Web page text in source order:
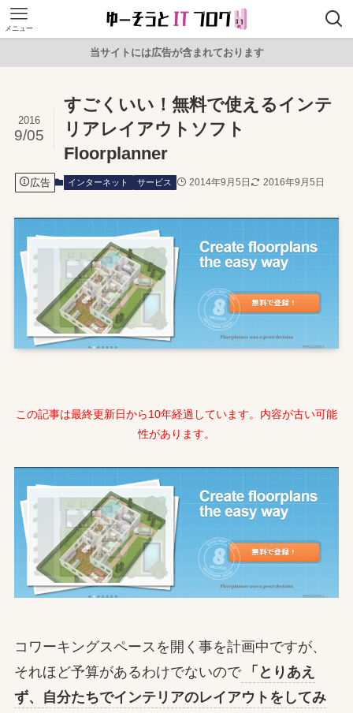
メニュー
当サイトには広告が含まれております
すごくいい！無料で使えるインテ
リアレイアウトソフト
Floorplanner
2016
9/05
広告 インターネット サービス 2014年9月5日 2016年9月5日
この記事は最終更新日から10年経過しています。内容が古い可能
性があります。
コワーキングスペースを開く事を計画中ですが、
それほど予算があるわけでないので
「とりあえ
ず、自分たちでインテリアのレイアウトをしてみ